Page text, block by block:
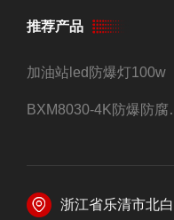
推荐产品
加油站led防爆灯100w
浙江省乐清市北